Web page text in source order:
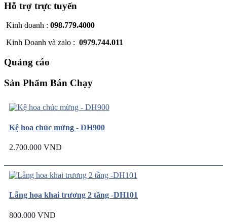
Hỗ trợ trực tuyến
Kinh doanh : 098.779.4000
Kinh Doanh và zalo : 0979.744.011
Quảng cáo
Sản Phẩm Bán Chạy
Kệ hoa chúc mừng - DH900
2.700.000 VND
Lẵng hoa khai trương 2 tầng -DH101
800.000 VND